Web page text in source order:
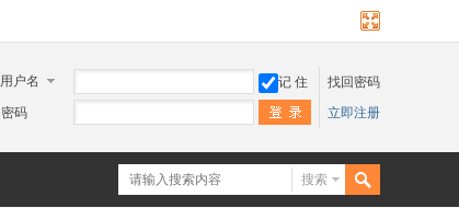
用户名 记 住
找回密码
密码
立即注册
搜索